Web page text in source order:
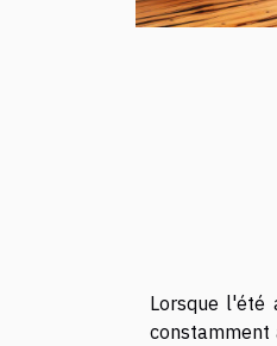
Lorsque l'été
constamment